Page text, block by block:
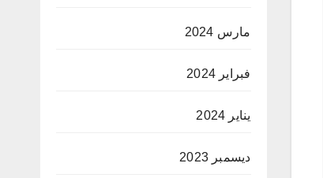
مارس 2024
فبراير 2024
يناير 2024
ديسمبر 2023